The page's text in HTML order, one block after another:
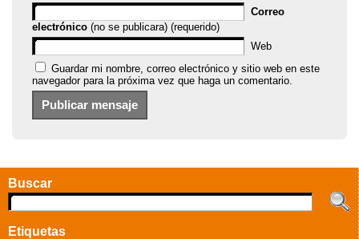
Correo
electrónico (no se publicara) (requerido)
Web
Guardar mi nombre, correo electrónico y sitio web en este
navegador para la próxima vez que haga un comentario.
Buscar
Etiquetas